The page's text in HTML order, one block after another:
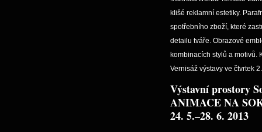
klišé reklamní estetiky.
spotřebního zboží, které
detailu tváře. Obrazové
kombinacích stylů a motivů.
Vernisáž výstavy ve čtvrtek
Výstavní prostory
ANIMACE NA
24. 5.–28. 6. 2013